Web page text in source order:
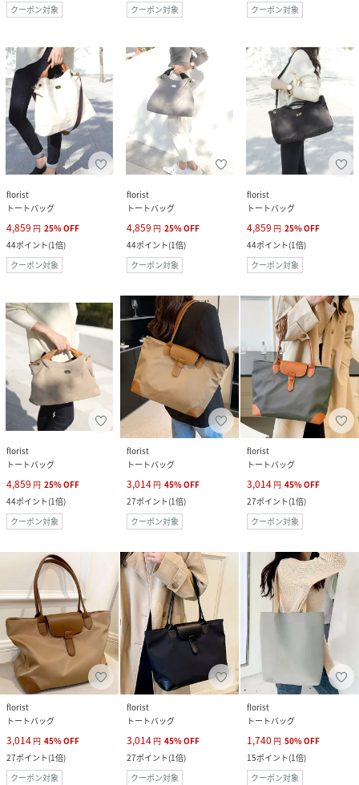
クーポン対象
クーポン対象
クーポン対象
florist
トートバッグ
4,859 円 25%OFF
44ポイント(1倍)
クーポン対象
florist
トートバッグ
4,859 円 25%OFF
44ポイント(1倍)
クーポン対象
florist
トートバッグ
4,859 円 25%OFF
44ポイント(1倍)
クーポン対象
florist
トートバッグ
4,859 円 25%OFF
44ポイント(1倍)
クーポン対象
florist
トートバッグ
3,014 円 45%OFF
27ポイント(1倍)
クーポン対象
florist
トートバッグ
3,014 円 45%OFF
27ポイント(1倍)
クーポン対象
florist
トートバッグ
3,014 円 45%OFF
27ポイント(1倍)
クーポン対象
florist
トートバッグ
3,014 円 45%OFF
27ポイント(1倍)
クーポン対象
florist
トートバッグ
1,740 円 50%OFF
15ポイント(1倍)
クーポン対象